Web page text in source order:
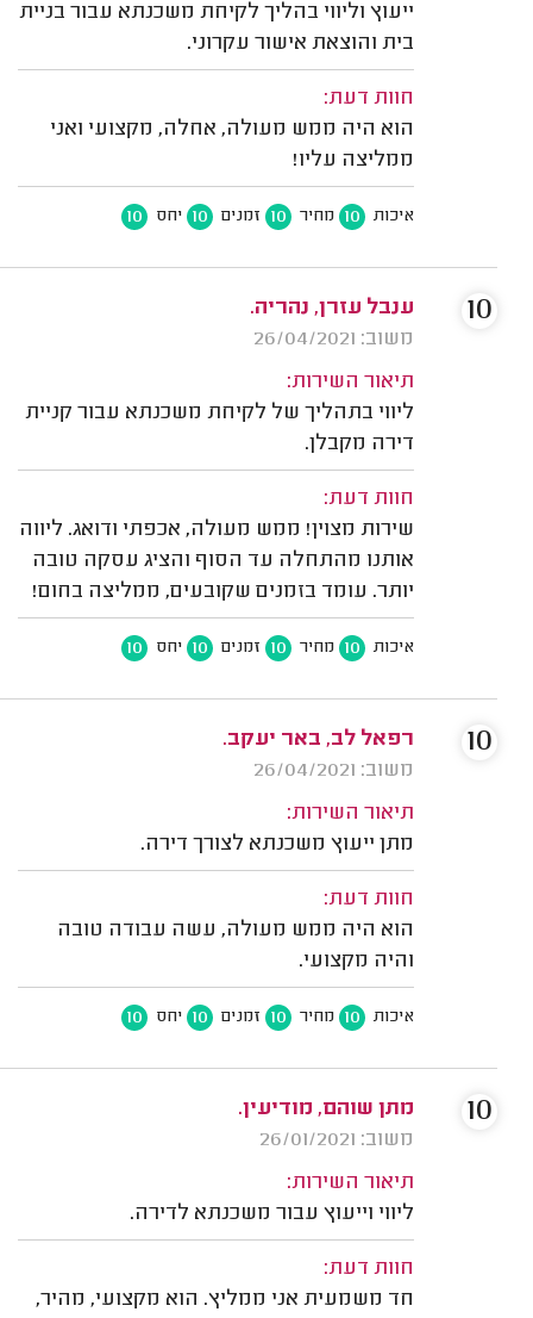
ייעוץ וליווי בהליך לקיחת משכנתא עבור בניית
בית והוצאת אישור עקרוני.
חוות דעת:
הוא היה ממש מעולה, אחלה, מקצועי ואני
ממליצה עליו!
איכות 10 מחיר 10 זמנים 10 יחס 10
ענבל עזרן, נהריה.
משוב: 26/04/2021
תיאור השירות:
ליווי בתהליך של לקיחת משכנתא עבור קניית
דירה מקבלן.
חוות דעת:
שירות מצוין! ממש מעולה, אכפתי ודואג. ליווה
אותנו מהתחלה עד הסוף והציג עסקה טובה
יותר. עומד בזמנים שקובעים, ממליצה בחום!
איכות 10 מחיר 10 זמנים 10 יחס 10
10
רפאל לב, באר יעקב.
משוב: 26/04/2021
תיאור השירות:
מתן ייעוץ משכנתא לצורך דירה.
חוות דעת:
הוא היה ממש מעולה, עשה עבודה טובה
והיה מקצועי.
איכות 10 מחיר 10 זמנים 10 יחס 10
10
מתן שוהם, מודיעין.
משוב: 26/01/2021
תיאור השירות:
ליווי וייעוץ עבור משכנתא לדירה.
חוות דעת:
חד משמעית אני ממליץ. הוא מקצועי, מהיר,
10